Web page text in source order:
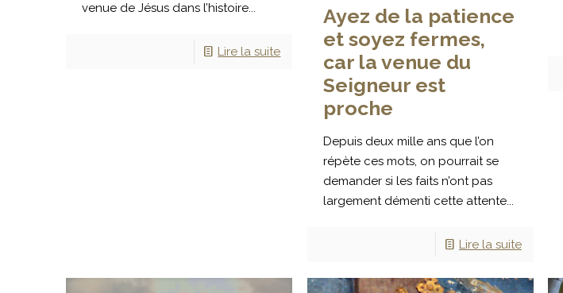
venue de Jésus dans l’histoire...
Lire la suite
Ayez de la patience
et soyez fermes,
car la venue du
Seigneur est
proche
Depuis deux mille ans que l’on
répète ces mots, on pourrait se
demander si les faits n’ont pas
largement démenti cette attente...
Lire la suite